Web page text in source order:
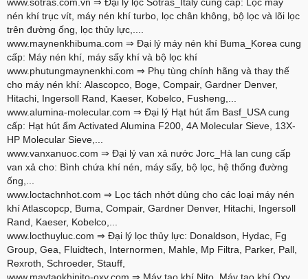
nén khí trục vít, máy nén khí turbo, lọc chân không, bộ lọc và lõi lọc
trên đường ống, lọc thủy lực,....
www.maynenkhibuma.com ⇒ Đại lý máy nén khí Buma_Korea cung
cấp: Máy nén khí, máy sấy khí và bộ lọc khí
www.phutungmaynenkhi.com ⇒ Phụ tùng chính hãng và thay thế
cho máy nén khí: Alascopco, Boge, Compair, Gardner Denver,
Hitachi, Ingersoll Rand, Kaeser, Kobelco, Fusheng,...
www.alumina-molecular.com ⇒ Đại lý Hạt hút ẩm Basf_USA cung
cấp: Hạt hút ẩm Activated Alumina F200, 4A Molecular Sieve, 13X-
HP Molecular Sieve,...
www.vanxanuoc.com ⇒ Đại lý van xả nước Jorc_Hà lan cung cấp
van xả cho: Bình chứa khí nén, máy sấy, bộ lọc, hệ thống đường
ống,...
www.loctachnhot.com ⇒ Lọc tách nhớt dùng cho các loại máy nén
khí Atlascopcp, Buma, Compair, Gardner Denver, Hitachi, Ingersoll
Rand, Kaeser, Kobelco,...
www.locthuyluc.com ⇒ Đại lý lọc thủy lực: Donaldson, Hydac, Fg
Group, Gea, Fluidtech, Internormen, Mahle, Mp Filtra, Parker, Pall,
Rexroth, Schroeder, Stauff,